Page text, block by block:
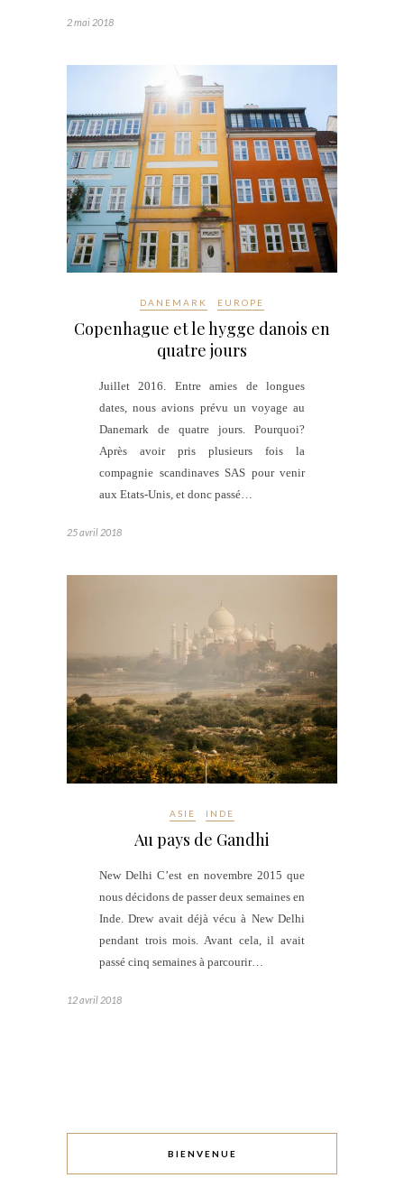
2 mai 2018
DANEMARK EUROPE
Copenhague et le hygge danois en
quatre jours
Juillet 2016. Entre amies de longues
dates, nous avions prévu un voyage au
Danemark de quatre jours. Pourquoi?
Après avoir pris plusieurs fois la
compagnie scandinaves SAS pour venir
aux Etats-Unis, et donc passé…
25 avril 2018
ASIE INDE
Au pays de Gandhi
New Delhi C’est en novembre 2015 que
nous décidons de passer deux semaines en
Inde. Drew avait déjà vécu à New Delhi
pendant trois mois. Avant cela, il avait
passé cinq semaines à parcourir…
12 avril 2018
BIENVENUE